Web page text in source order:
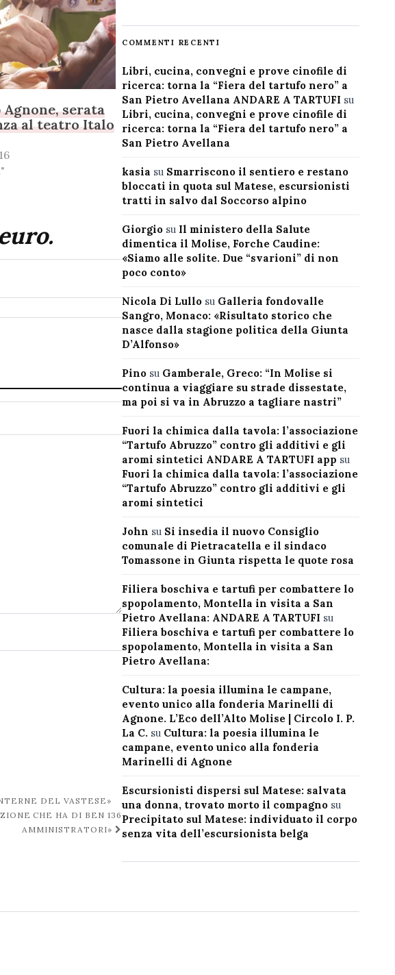
serata
al teatro Italo
DEL VASTESE»
CHE HA DI BEN 136
AMMINISTRATORI»
COMMENTI RECENTI
Libri, cucina, convegni e prove cinofile di
ricerca: torna la “Fiera del tartufo nero” a
San Pietro Avellana ANDARE A TARTUFI su
Libri, cucina, convegni e prove cinofile di
ricerca: torna la “Fiera del tartufo nero” a
San Pietro Avellana
kasia su Smarriscono il sentiero e restano
bloccati in quota sul Matese, escursionisti
tratti in salvo dal Soccorso alpino
Giorgiosu Il ministero della Salute
dimentica il Molise, Forche Caudine:
«Siamo alle solite. Due “svarioni” di non
poco conto»
Nicola Di Lullosu Galleria fondovalle
Sangro, Monaco: «Risultato storico che
nasce dalla stagione politica della Giunta
D’Alfonso»
Pinosu Gamberale, Greco: “In Molise si
continua a viaggiare su strade dissestate,
ma poi si va in Abruzzo a tagliare nastri”
Fuori la chimica dalla tavola: l’associazione
“Tartufo Abruzzo” contro gli additivi e gli
aromi sintetici ANDARE A TARTUFI app su
Fuori la chimica dalla tavola: l’associazione
“Tartufo Abruzzo” contro gli additivi e gli
aromi sintetici
John su Si insedia il nuovo Consiglio
comunale di Pietracatella e il sindaco
Tomassone in Giunta rispetta le quote rosa
Filiera boschiva e tartufi per combattere lo
spopolamento, Montella in visita a San
Pietro Avellana: ANDARE A TARTUFI su
Filiera boschiva e tartufi per combattere lo
spopolamento, Montella in visita a San
Pietro Avellana:
Cultura: la poesia illumina le campane,
evento unico alla fonderia Marinelli di
Agnone. L’Eco dell’Alto Molise | Circolo I. P.
La C. su Cultura: la poesia illumina le
campane, evento unico alla fonderia
Marinelli di Agnone
Escursionisti dispersi sul Matese: salvata
una donna, trovato morto il compagnosu
Precipitato sul Matese: individuato il corpo
senza vita dell’escursionista belga